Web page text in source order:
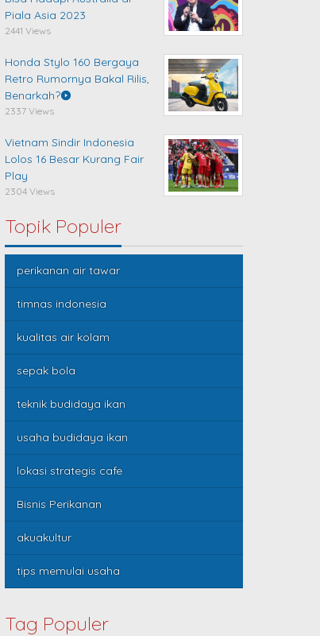
Piala Asia 2023
2441 Views
Honda Stylo 160 Bergaya
Retro Rumornya Bakal Rilis,
Benarkah?
2337 Views
Vietnam Sindir Indonesia
Lolos 16 Besar Kurang Fair
Play
2304 Views
Topik Populer
perikanan air tawar
timnas indonesia
kualitas air kolam
sepak bola
teknik budidaya ikan
usaha budidaya ikan
lokasi strategis cafe
Bisnis Perikanan
akuakultur
tips memulai usaha
Tag Populer